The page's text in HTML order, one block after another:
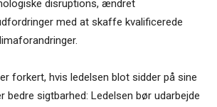
disruptions, ændret
med at skaffe kvalificerede
forkert, hvis ledelsen blot sidder på sine
sigtbarhed: Ledelsen bør udarbejde